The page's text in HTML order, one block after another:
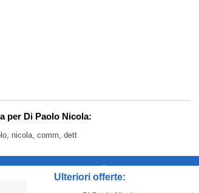
per Di Paolo Nicola:
nicola, comm, dett
Ulteriori offerte: